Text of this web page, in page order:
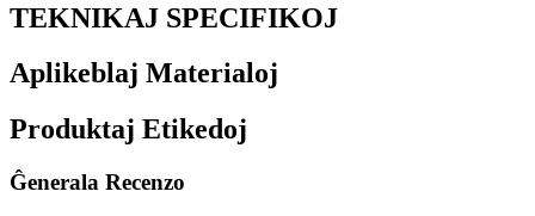
TEKNIKAJ SPECIFIKOJ
Aplikeblaj Materialoj
Produktaj Etikedoj
Ĝenerala Recenzo